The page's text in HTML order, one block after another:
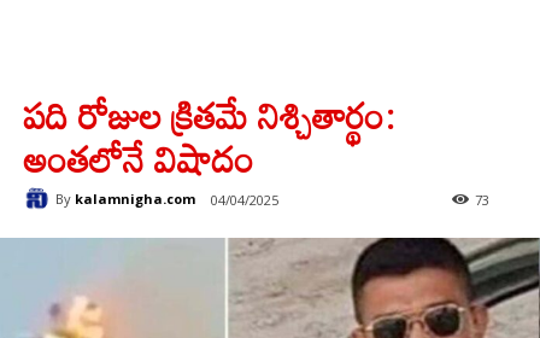
పది రోజుల క్రితమే నిశ్చితార్థం:
అంతలోనే విషాదం
By kalamnigha.com 04/04/2025 73